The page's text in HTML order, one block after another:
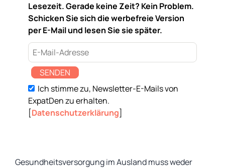
Lesezeit. Gerade keine Zeit? Kein Problem.
Schicken Sie sich die werbefreie Version
per E-Mail und lesen Sie sie später.
SENDEN
Ich stimme zu, Newsletter-E-Mails von
ExpatDen zu erhalten.
[Datenschutzerklärung]
Gesundheitsversorgung im Ausland muss weder